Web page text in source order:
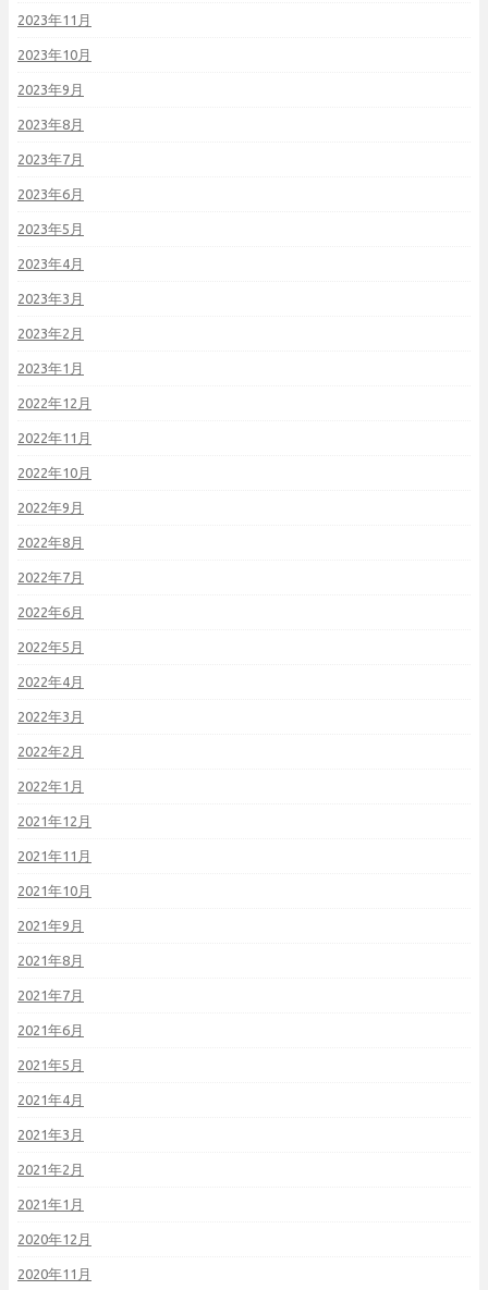
2023年11月
2023年10月
2023年9月
2023年8月
2023年7月
2023年6月
2023年5月
2023年4月
2023年3月
2023年2月
2023年1月
2022年12月
2022年11月
2022年10月
2022年9月
2022年8月
2022年7月
2022年6月
2022年5月
2022年4月
2022年3月
2022年2月
2022年1月
2021年12月
2021年11月
2021年10月
2021年9月
2021年8月
2021年7月
2021年6月
2021年5月
2021年4月
2021年3月
2021年2月
2021年1月
2020年12月
2020年11月